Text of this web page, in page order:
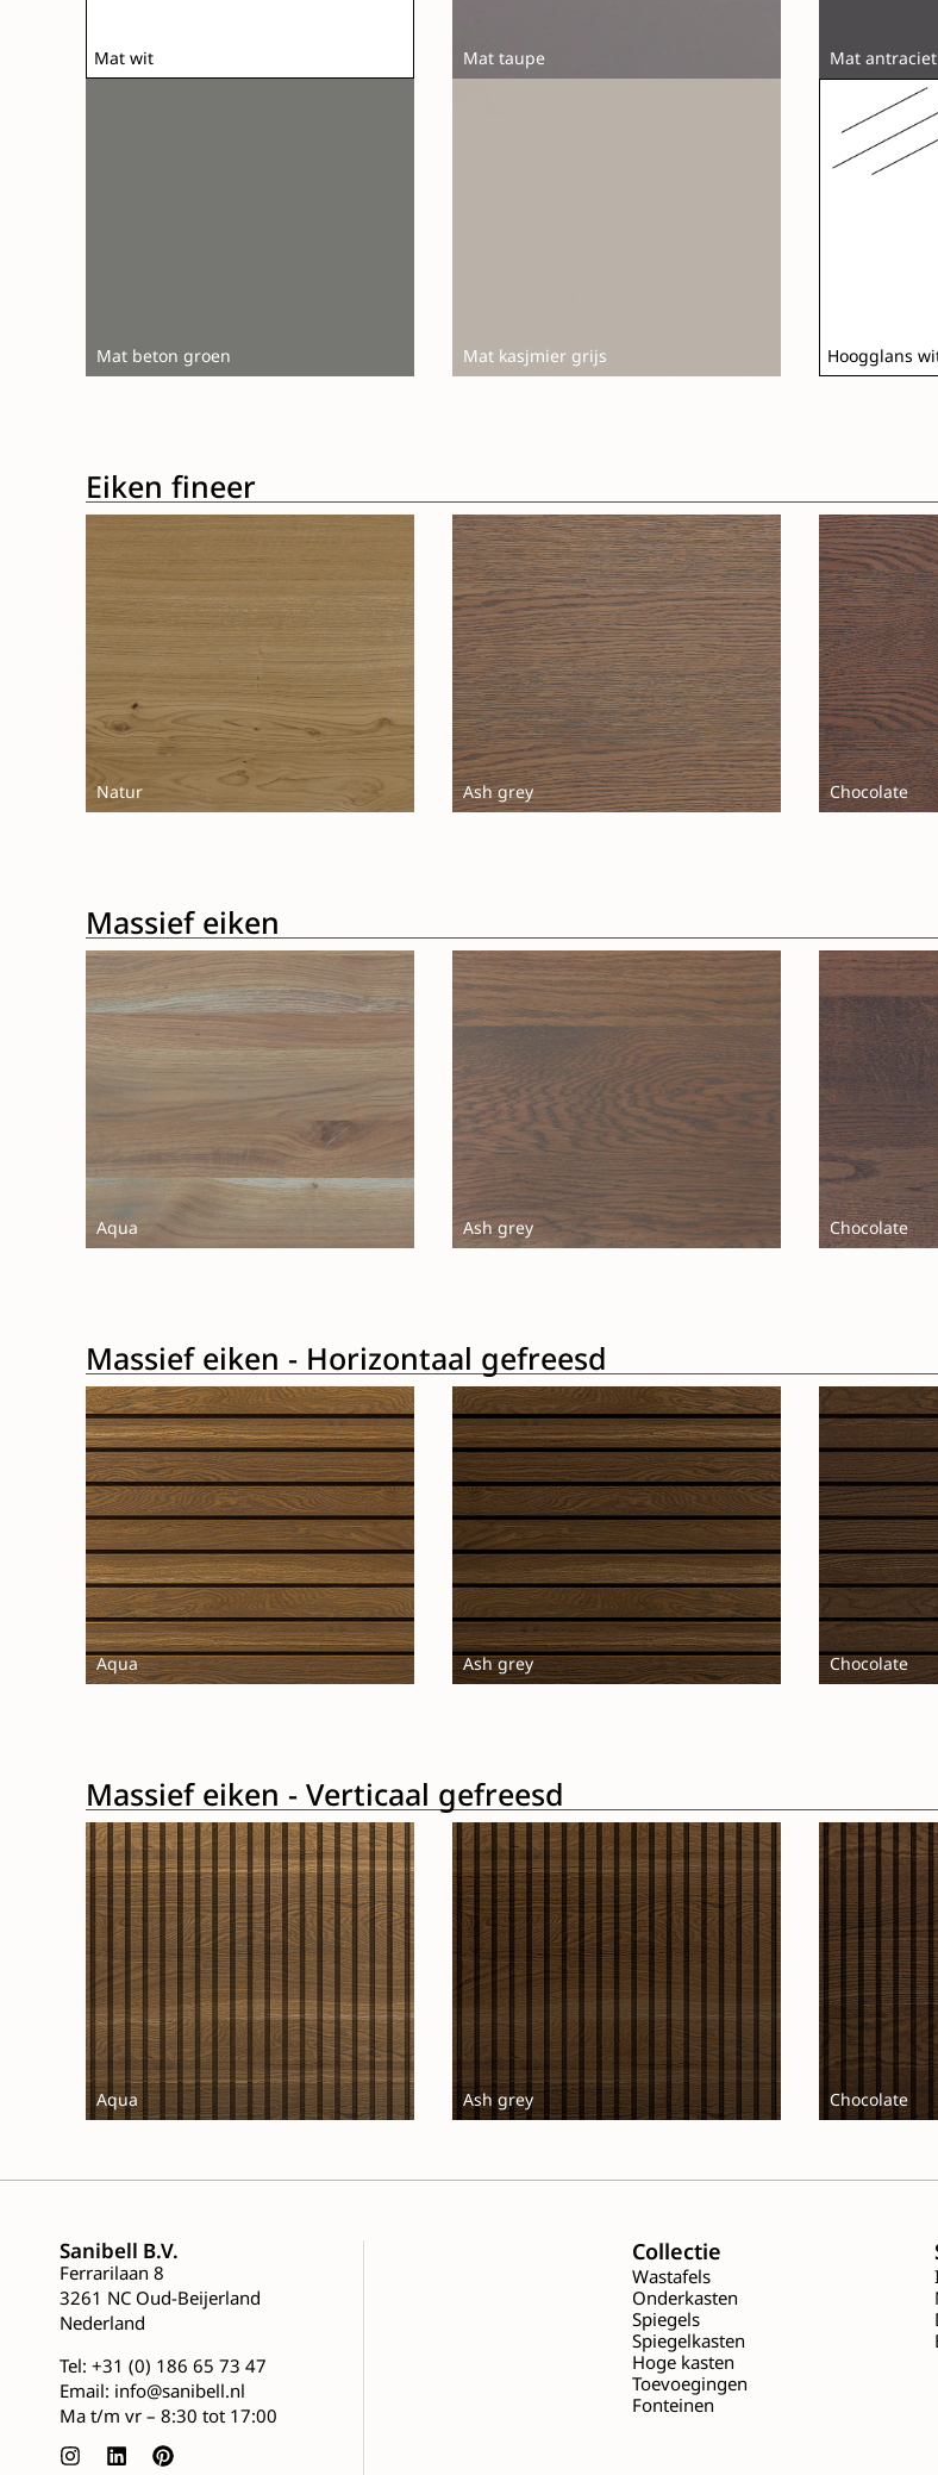
Mat wit Mat taupe Mat antraciet
Mat beton groen Mat kasjmier grijs Hoogglans
Eiken fineer
Natur Ash grey Chocolate
Massief eiken
Aqua Ash grey Chocolate
Massief eiken - Horizontaal gefreesd
Aqua Ash grey Chocolate
Massief eiken - Verticaal gefreesd
Aqua Ash grey Chocolate
Sanibell B.V.
Ferrarilaan 8
3261 NC Oud-Beijerland
Nederland
Tel: +31 (0) 186 65 73 47
Email: info@sanibell.nl
Ma t/m vr – 8:30 tot 17:00
Collectie
Wastafels
Onderkasten
Spiegels
Spiegelkasten
Hoge kasten
Toevoegingen
Fonteinen